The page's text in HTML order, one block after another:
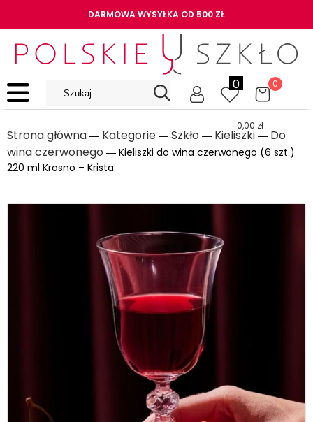
DARMOWA WYSYŁKA OD 500 ZŁ
0 0
0,00 zł
Strona główna ― Kategorie ― Szkło ― Kieliszki ― Do
wina czerwonego ― Kieliszki do wina czerwonego (6 szt.)
220 ml Krosno – Krista